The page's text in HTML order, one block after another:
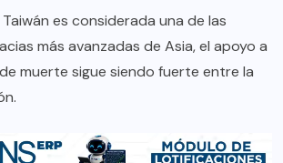
es considerada una de las
más avanzadas de Asia, el apoyo a
muerte sigue siendo fuerte entre la